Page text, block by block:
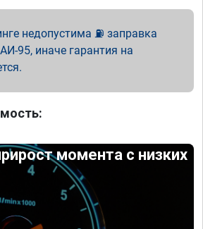
недопустима ⛽ заправка
95, иначе гарантия на
момента с низких